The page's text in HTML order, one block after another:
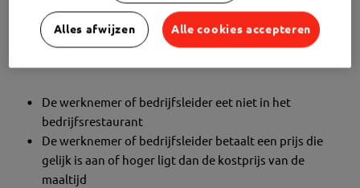
Ja, maar alleen onder bepaalde voorwaarden is die
combinatie toegestaan zonder impact op de
De werknemer of bedrijfsleider eet niet in het
bedrijfsrestaurant
De werknemer of bedrijfsleider betaalt een prijs die
gelijk is aan of hoger ligt dan de kostprijs van de
maaltijd
Alles afwijzen Alle cookies accepteren